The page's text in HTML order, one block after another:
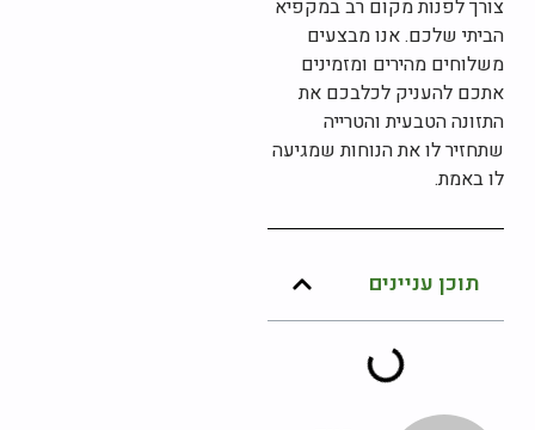
צורך לפנות מקום רב במקפיא
הביתי שלכם. אנו מבצעים
משלוחים מהירים ומזמינים
אתכם להעניק לכלבכם את
התזונה הטבעית והטרייה
שתחזיר לו את הנוחות שמגיעה
לו באמת.
תוכן עניינים